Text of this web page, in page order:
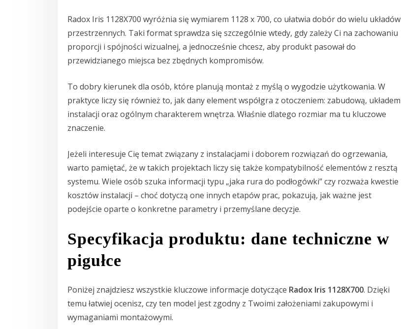
Radox Iris 1128X700 wyróżnia się wymiarem 1128 x 700, co ułatwia dobór do wielu układów
przestrzennych. Taki format sprawdza się szczególnie wtedy, gdy zależy Ci na zachowaniu
proporcji i spójności wizualnej, a jednocześnie chcesz, aby produkt pasował do
przewidzianego miejsca bez zbędnych kompromisów.
To dobry kierunek dla osób, które planują montaż z myślą o wygodzie użytkowania. W
praktyce liczy się również to, jak dany element współgra z otoczeniem: zabudową, układem
instalacji oraz ogólnym charakterem wnętrza. Właśnie dlatego rozmiar ma tu kluczowe
znaczenie.
Jeżeli interesuje Cię temat związany z instalacjami i doborem rozwiązań do ogrzewania,
warto pamiętać, że w takich projektach liczy się także kompatybilność elementów z resztą
systemu. Wiele osób szuka informacji typu „jaka rura do podłogówki” czy rozważa kwestie
kosztów instalacji – choć dotyczą one innych etapów prac, pokazują, jak ważne jest
podejście oparte o konkretne parametry i przemyślane decyzje.
Specyfikacja produktu: dane techniczne w
pigułce
Poniżej znajdziesz wszystkie kluczowe informacje dotyczące Radox Iris 1128X700. Dzięki
temu łatwiej ocenisz, czy ten model jest zgodny z Twoimi założeniami zakupowymi i
wymaganiami montażowymi.